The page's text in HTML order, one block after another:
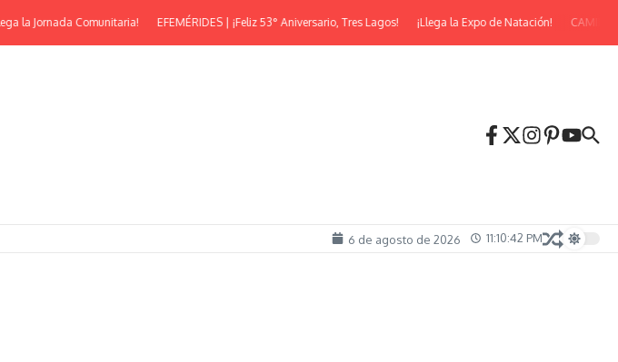
Comunitaria! EFEMÉRIDES | ¡Feliz 53° Aniversario, Tres Lagos! ¡Llega la Expo de Natación! CAMINATA
6 de agosto de 2026 11:10:43 PM